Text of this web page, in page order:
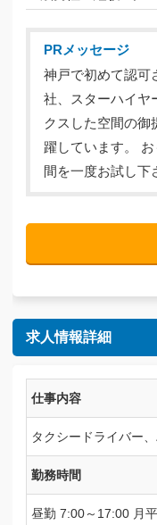
PRメッセージ
神戸で初めて認可
社、スターハイヤ
クスした空間の御
躍しています。
間を一度お試し下
求人情報詳細
仕事内容
タクシードライバー
勤務時間
昼勤 7:00～17:00 月